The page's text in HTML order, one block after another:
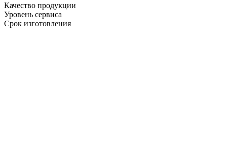
Качество продукции
Уровень сервиса
Срок изготовления